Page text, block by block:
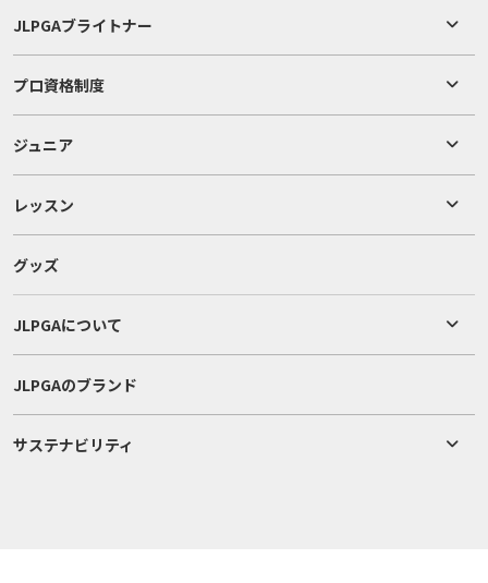
JLPGAブライトナー
プロ資格制度
ジュニア
レッスン
グッズ
JLPGAについて
JLPGAのブランド
サステナビリティ